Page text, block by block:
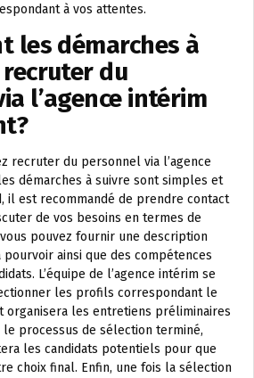
à vos attentes.
les démarches à
du
l’agence intérim
recruter du personnel via l’agence
démarches à suivre sont simples et
il est recommandé de prendre contact
de vos besoins en termes de
pouvez fournir une description
ainsi que des compétences
L’équipe de l’agence intérim se
les profils correspondant le
organisera les entretiens préliminaires
le processus de sélection terminé,
les candidats potentiels pour que
choix final. Enfin, une fois la sélection